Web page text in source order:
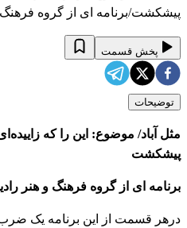
پیشکشت/برنامه ای از گروه
پخش قسمت
توضیحات
مثل آباد/ موضوع: این را که
پیشکشت
برنامه ای از گروه فرهنگ و هنر
درهر قسمت از این برنامه یک